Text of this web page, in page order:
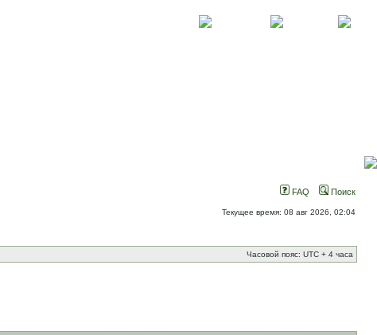
FAQ Поиск
Текущее время: 08 авг 2026, 02:04
Часовой пояс: UTC + 4 часа